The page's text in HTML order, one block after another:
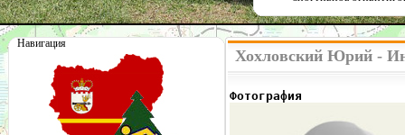
Навигация
Хохловский Юрий -
Фотография